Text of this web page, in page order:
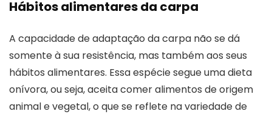
Hábitos alimentares da carpa
A capacidade de adaptação da carpa não se dá
somente à sua resistência, mas também aos seus
hábitos alimentares. Essa espécie segue uma dieta
onívora, ou seja, aceita comer alimentos de origem
animal e vegetal, o que se reflete na variedade de